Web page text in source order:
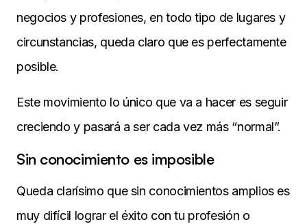
negocios y profesiones, en todo tipo de lugares y
circunstancias, queda claro que es perfectamente
posible.
Este movimiento lo único que va a hacer es seguir
creciendo y pasará a ser cada vez más “normal”.
Sin conocimiento es imposible
Queda clarísimo que sin conocimientos amplios es
muy difícil lograr el éxito con tu profesión o